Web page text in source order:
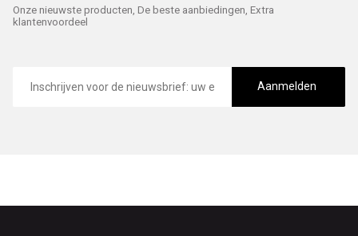
Onze nieuwste producten, De beste aanbiedingen, Extra
klantenvoordeel
mailadres
Aanmelden